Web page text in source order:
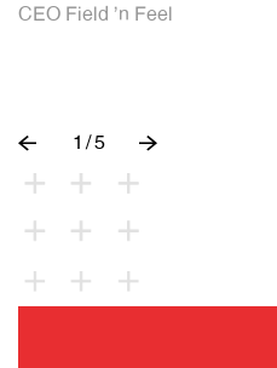
CEO Field 'n Feel
1 /5